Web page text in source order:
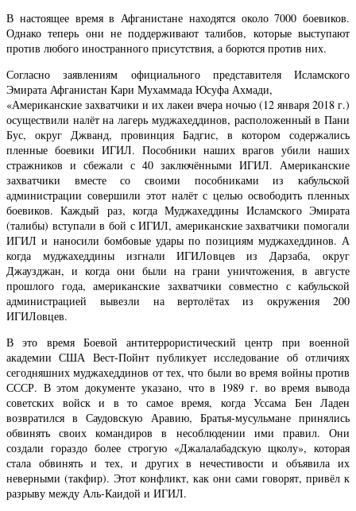
В настоящее время в Афганистане находятся около 7000 боевиков.
Однако теперь они не поддерживают талибов, которые выступают
против любого иностранного присутствия, а борются против них.
Согласно заявлениям официального представителя Исламского
Эмирата Афганистан Кари Мухаммада Юсуфа Ахмади,
«Американские захватчики и их лакеи вчера ночью (12 января 2018 г.)
осуществили налёт на лагерь муджахеддинов, расположенный в Пани
Бус, округ Джванд, провинция Бадгис, в котором содержались
пленные боевики ИГИЛ. Пособники наших врагов убили наших
стражников и сбежали с 40 заключёнными ИГИЛ. Американские
захватчики вместе со своими пособниками из кабульской
администрации совершили этот налёт с целью освободить пленных
боевиков. Каждый раз, когда Муджахеддины Исламского Эмирата
(талибы) вступали в бой с ИГИЛ, американские захватчики помогали
ИГИЛ и наносили бомбовые удары по позициям муджахеддинов. А
когда муджахеддины изгнали ИГИЛовцев из Дарзаба, округ
Джаузджан, и когда они были на грани уничтожения, в августе
прошлого года, американские захватчики совместно с кабульской
администрацией вывезли на вертолётах из окружения 200
ИГИЛовцев.
В это время Боевой антитеррористический центр при военной
академии США Вест-Пойнт публикует исследование об отличиях
сегодняшних муджахеддинов от тех, что были во время войны против
СССР. В этом документе указано, что в 1989 г. во время вывода
советских войск и в то самое время, когда Уссама Бен Ладен
возвратился в Саудовскую Аравию, Братья-мусульмане принялись
обвинять своих командиров в несоблюдении ими правил. Они
создали гораздо более строгую «Джалалабадскую щколу», которая
стала обвинять и тех, и других в нечестивости и объявила их
неверными (такфир). Этот конфликт, как они сами говорят, привёл к
разрыву между Аль-Каидой и ИГИЛ.